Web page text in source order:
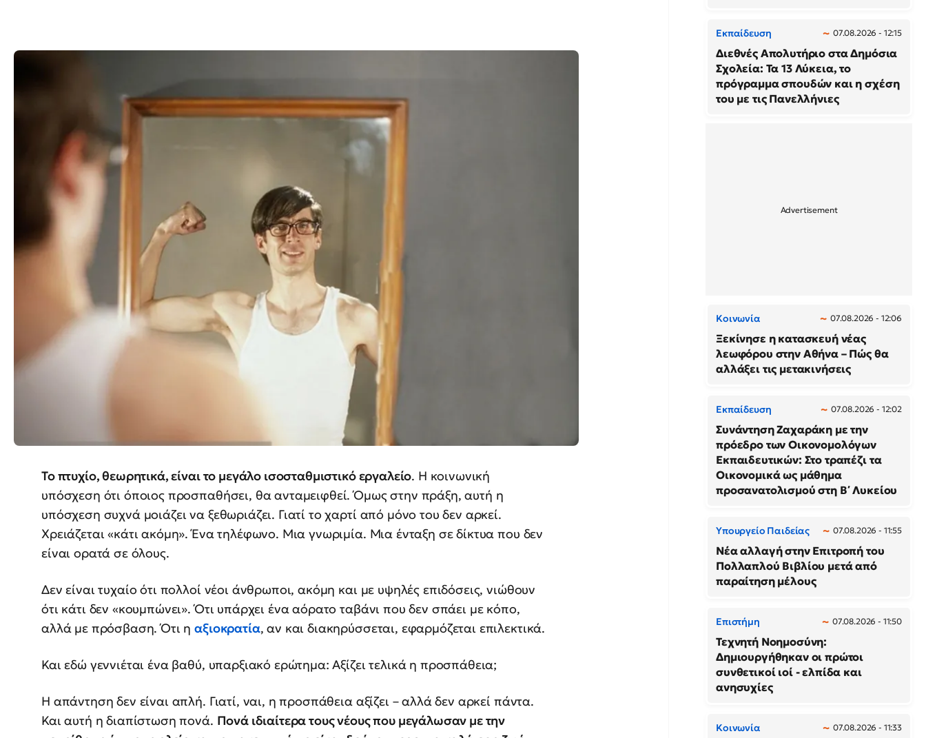
Το πτυχίο, θεωρητικά, είναι το μεγάλο ισοσταθμιστικό εργαλείο. Η κοινωνική
υπόσχεση ότι όποιος προσπαθήσει, θα ανταμειφθεί. Όμως στην πράξη, αυτή η
υπόσχεση συχνά μοιάζει να ξεθωριάζει. Γιατί το χαρτί από μόνο του δεν αρκεί.
Χρειάζεται «κάτι ακόμη». Ένα τηλέφωνο. Μια γνωριμία. Μια ένταξη σε δίκτυα που δεν
είναι ορατά σε όλους.
Δεν είναι τυχαίο ότι πολλοί νέοι άνθρωποι, ακόμη και με υψηλές επιδόσεις, νιώθουν
ότι κάτι δεν «κουμπώνει». Ότι υπάρχει ένα αόρατο ταβάνι που δεν σπάει με κόπο,
αλλά με πρόσβαση. Ότι ηαξιοκρατία, αν και διακηρύσσεται, εφαρμόζεται επιλεκτικά.
Και εδώ γεννιέται ένα βαθύ, υπαρξιακό ερώτημα: Αξίζει τελικά η προσπάθεια;
Η απάντηση δεν είναι απλή. Γιατί, ναι, η προσπάθεια αξίζει – αλλά δεν αρκεί πάντα.
Και αυτή η διαπίστωση πονά. Πονά ιδιαίτερα τους νέους που μεγάλωσαν με την
Εκπαίδευση 07.08.2026 - 12:15
Διεθνές Απολυτήριο στα Δημόσια
Σχολεία: Τα 13 Λύκεια, το
πρόγραμμα σπουδών και η σχέση
του με τις Πανελλήνιες
Κοινωνία 07.08.2026 - 12:06
Ξεκίνησε η κατασκευή νέας
λεωφόρου στην Αθήνα – Πώς θα
αλλάξει τις μετακινήσεις
Εκπαίδευση 07.08.2026 - 12:02
Συνάντηση Ζαχαράκη με την
πρόεδρο των Οικονομολόγων
Εκπαιδευτικών: Στο τραπέζι τα
Οικονομικά ως μάθημα
προσανατολισμού στη Β΄ Λυκείου
Υπουργείο Παιδείας 07.08.2026 - 11:55
Νέα αλλαγή στην Επιτροπή του
Πολλαπλού Βιβλίου μετά από
παραίτηση μέλους
Επιστήμη 07.08.2026 - 11:50
Τεχνητή Νοημοσύνη:
Δημιουργήθηκαν οι πρώτοι
συνθετικοί ιοί - ελπίδα και
ανησυχίες
Κοινωνία 07.08.2026 - 11:33